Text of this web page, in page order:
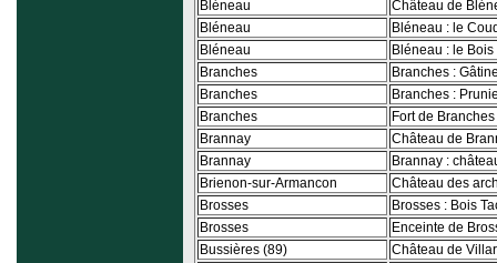
Bléneau
Château de
Bléneau
Bléneau : le
Bléneau
Bléneau : le
Branches
Branches :
Branches
Branches :
Branches
Fort de Branches
Brannay
Château de
Brannay
Brannay :
Brienon-sur-Armancon
Château des
Brosses
Brosses : Bois
Brosses
Enceinte de
Bussières (89)
Château de